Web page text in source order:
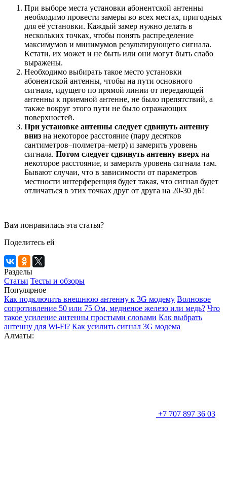
При выборе места установки абонентской антенны
необходимо провести замеры во всех местах, пригодных
для её установки. Каждый замер нужно делать в
нескольких точках, чтобы понять распределение
максимумов и минимумов результирующего сигнала.
Кстати, их может и не быть или они могут быть слабо
выражены.
Необходимо выбирать такое место установки
абонентской антенны, чтобы на пути основного
сигнала, идущего по прямой линии от передающей
антенны к приемной антенне, не было препятствий, а
также вокруг этого пути не было отражающих
поверхностей.
При установке антенны следует сдвинуть антенну
вниз на некоторое расстояние (пару десятков
сантиметров–полметра–метр) и замерить уровень
сигнала. Потом следует сдвинуть антенну вверх на
некоторое расстояние, и замерить уровень сигнала там.
Бывают случаи, что в зависимости от параметров
местности интерференция будет такая, что сигнал будет
отличаться в этих точках друг от друга на 20-30 дБ!
Вам понравилась эта статья?
Поделитесь ей
Разделы
Статьи Тесты и обзоры
Популярное
Как подключить внешнюю антенну к 3G модему Волновое
сопротивление 50 или 75 Ом, медненое железо или медь? Что
такое усиление антенны простыми словами Как выбрать
антенну для Wi-Fi? Как усилить сигнал 3G модема
Алматы:
+7 707 897 36 03